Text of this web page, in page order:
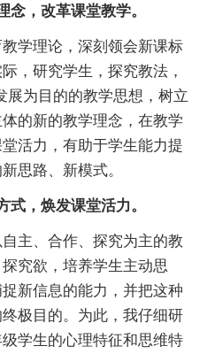
念，改革课堂教学。
学理论，深刻领会新课标
，研究学生，探究教法，
展为目的的教学思想，树立
的新的教学理念，在教学
活力，有助于学生能力提
思路、新模式。
式，焕发课堂活力。
、合作、探究为主的教
究欲，培养学生主动思
新信息的能力，并把这种
极目的。为此，我仔细研
学生的心理特征和思维特